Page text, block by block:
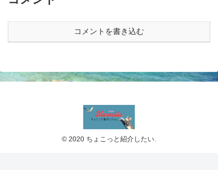
コメントを書き込む
© 2020 ちょこっと紹介したい.